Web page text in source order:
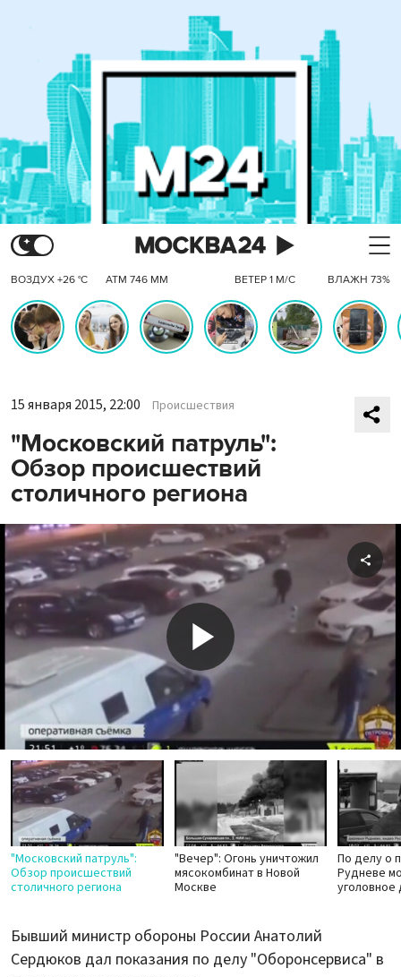
ВОЗДУХ +26 °C АТМ 746 ММ ВЕТЕР 1 М/С ВЛАЖН 73%
15 января 2015, 22:00 Происшествия
"Московский патруль":
Обзор происшествий
столичного региона
Play
Video
"Московский патруль":
Обзор происшествий
столичного региона
"Вечер": Огонь уничтожил
мясокомбинат в Новой
Москве
По делу о
Рудневе
уголовное
Бывший министр обороны России Анатолий
Сердюков дал показания по делу "Оборонсервиса" в